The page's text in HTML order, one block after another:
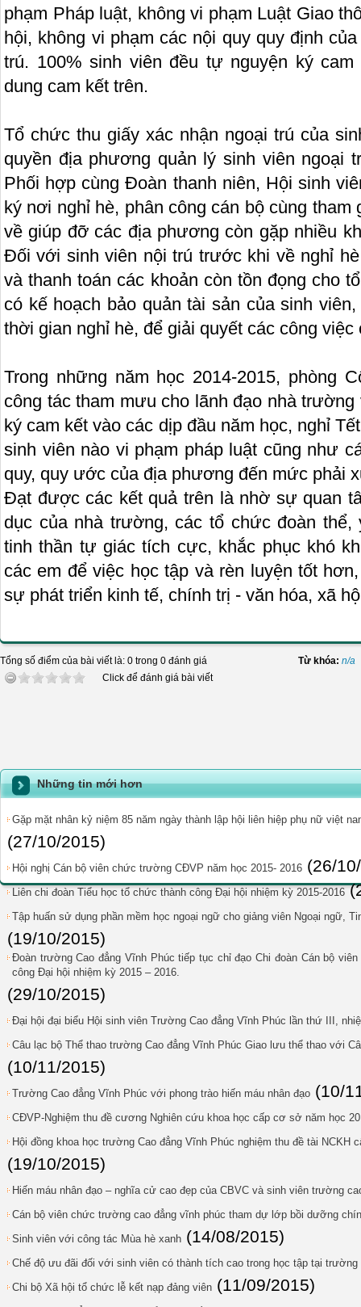
phạm Pháp luật, không vi phạm Luật Giao
hội, không vi phạm các nội quy quy định
trú. 100% sinh viên đều tự nguyện ký
dung cam kết trên.
Tổ chức thu giấy xác nhận ngoại trú của
quyền địa phương quản lý sinh viên ngoại
Phối hợp cùng Đoàn thanh niên, Hội sinh
ký nơi nghỉ hè, phân công cán bộ cùng tham
về giúp đỡ các địa phương còn gặp nhiều
Đối với sinh viên nội trú trước khi về nghỉ
và thanh toán các khoản còn tồn đọng cho
có kế hoạch bảo quản tài sản của sinh
thời gian nghỉ hè, để giải quyết các công việc
Trong những năm học 2014-2015, phòng
công tác tham mưu cho lãnh đạo nhà
ký cam kết vào các dịp đầu năm học, nghỉ
sinh viên nào vi phạm pháp luật cũng như
quy, quy ước của địa phương đến mức phải
Đạt được các kết quả trên là nhờ sự quan
dục của nhà trường, các tổ chức đoàn
tinh thần tự giác tích cực, khắc phục khó
các em để việc học tập và rèn luyện tốt
sự phát triển kinh tế, chính trị - văn hóa, xã
Tổng số điểm của bài viết là: 0 trong 0 đánh giá
Click để đánh giá bài viết
Từ khóa: n/a
Những tin mới hơn
Gặp mặt nhân kỷ niệm 85 năm ngày thành lập hội liên hiệp phụ nữ việt
(27/10/2015)
Hội nghị Cán bộ viên chức trường CĐVP năm học 2015- 2016 (26/
Liên chi đoàn Tiểu học tổ chức thành công Đại hội nhiệm kỳ 2015-2016
Tập huấn sử dụng phần mềm học ngoại ngữ cho giảng viên Ngoại ngữ,
(19/10/2015)
Đoàn trường Cao đẳng Vĩnh Phúc tiếp tục chỉ đạo Chi đoàn Cán bộ
công Đại hội nhiệm kỳ 2015 – 2016.
(29/10/2015)
Đại hội đại biểu Hội sinh viên Trường Cao đẳng Vĩnh Phúc lần thứ III,
Câu lạc bộ Thể thao trường Cao đẳng Vĩnh Phúc Giao lưu thể thao với
(10/11/2015)
Trường Cao đẳng Vĩnh Phúc với phong trào hiến máu nhân đạo (10/
CĐVP-Nghiệm thu đề cương Nghiên cứu khoa học cấp cơ sở năm học
Hội đồng khoa học trường Cao đẳng Vĩnh Phúc nghiệm thu đề tài NCKH
(19/10/2015)
Hiến máu nhân đạo – nghĩa cử cao đẹp của CBVC và sinh viên trường
Cán bộ viên chức trường cao đẳng vĩnh phúc tham dự lớp bồi dưỡng
Sinh viên với công tác Mùa hè xanh (14/08/2015)
Chế độ ưu đãi đối với sinh viên có thành tích cao trong học tập tại trường
Chi bộ Xã hội tổ chức lễ kết nạp đảng viên (11/09/2015)